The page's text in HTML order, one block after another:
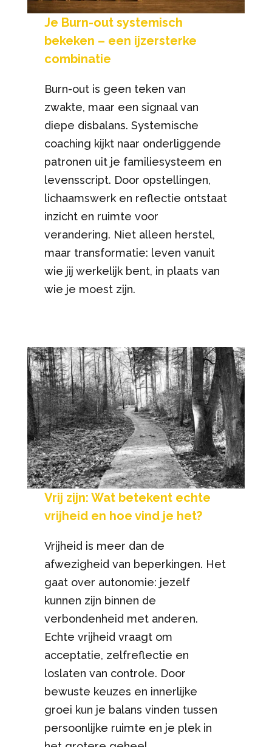
Je Burn-out systemisch
bekeken – een ijzersterke
combinatie
Burn-out is geen teken van
zwakte, maar een signaal van
diepe disbalans. Systemische
coaching kijkt naar onderliggende
patronen uit je familiesysteem en
levensscript. Door opstellingen,
lichaamswerk en reflectie ontstaat
inzicht en ruimte voor
verandering. Niet alleen herstel,
maar transformatie: leven vanuit
wie jij werkelijk bent, in plaats van
wie je moest zijn.
Vrij zijn: Wat betekent echte
vrijheid en hoe vind je het?
Vrijheid is meer dan de
afwezigheid van beperkingen. Het
gaat over autonomie: jezelf
kunnen zijn binnen de
verbondenheid met anderen.
Echte vrijheid vraagt om
acceptatie, zelfreflectie en
loslaten van controle. Door
bewuste keuzes en innerlijke
groei kun je balans vinden tussen
persoonlijke ruimte en je plek in